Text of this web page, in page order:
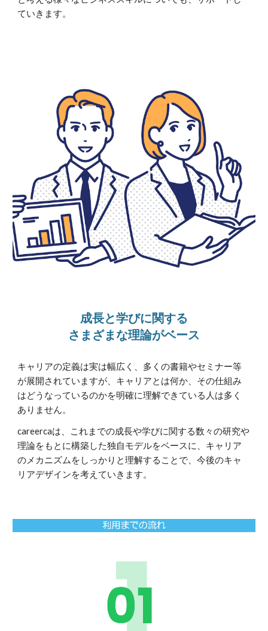
ていきます。
成長と学びに関する
さまざまな理論がベース
キャリアの定義は実は幅広く、多くの書籍やセミナー等
が展開されていますが、キャリアとは何か、その仕組み
はどうなっているのかを明確に理解できている人は多く
ありません。
careercaは、これまでの成長や学びに関する数々の研究や
理論をもとに構築した独自モデルをベースに、キャリア
のメカニズムをしっかりと理解することで、今後のキャ
リアデザインを考えていきます。